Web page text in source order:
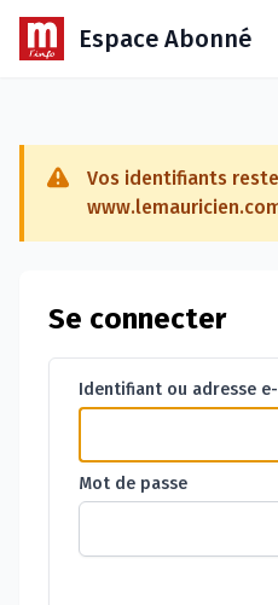
Espace Abonné
Vos identifiants
Se connecter
Identifiant ou adresse
Mot de passe